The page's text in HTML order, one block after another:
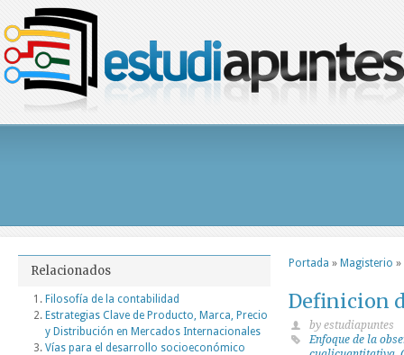
Portada » Magisterio »
Definicion
by estudiapuntes
Enfoque de la
Relacionados
Filosofía de la contabilidad
Estrategias Clave de Producto, Marca, Precio
y Distribución en Mercados Internacionales
Vías para el desarrollo socioeconómico